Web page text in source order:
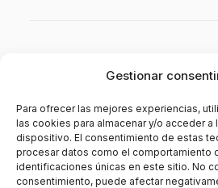
Gestionar
Para ofrecer las mejores experiencias,
las cookies para almacenar y/o acceder a
dispositivo. El consentimiento de estas
procesar datos como el comportamiento
identificaciones únicas en este sitio. No
consentimiento, puede afectar
Sobre mí
Servicios
Contacto